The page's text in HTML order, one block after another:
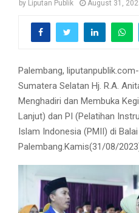
by Liputan Publik August 31,
Palembang,
Sumatera Selatan Hj. R.A.
Menghadiri dan Membuka
Lanjut) dan PI (Pelatihan
Islam Indonesia (PMII) di
Palembang.Kamis(31/08/